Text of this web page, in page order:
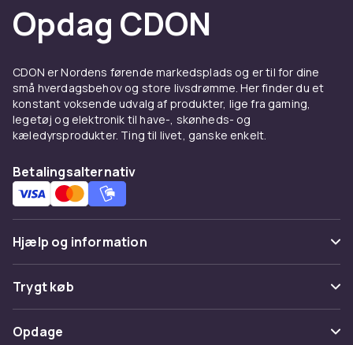
Opdag CDON
CDON er Nordens førende markedsplads og er til for dine
små hverdagsbehov og store livsdrømme. Her finder du et
konstant voksende udvalg af produkter, lige fra gaming,
legetøj og elektronik til have-, skønheds- og
kæledyrsprodukter. Ting til livet, ganske enkelt.
Betalingsalternativ
Hjælp og information
Ofte stillede spørgsmål
Spor pakke
Trygt køb
Betaling
Opdage